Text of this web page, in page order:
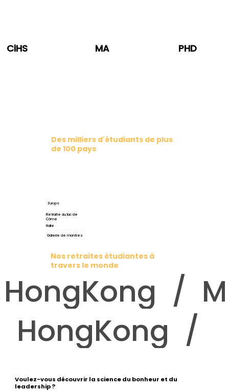
CiHS MA PHD
Des milliers d'étudiants de plus
de 100 pays
Europe
Retraite au lac de
Côme
Italie
Galerie de montres
Nos retraites étudiantes à
travers le monde
HongKong  /
HongKong  /
Voulez-vous découvrir la science du bonheur et du
leadership ?